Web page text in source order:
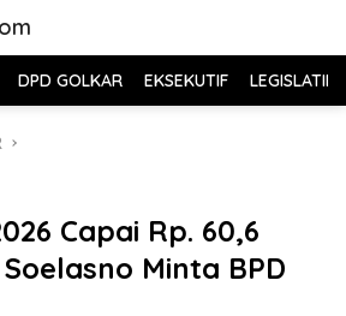
DPD GOLKAR EKSEKUTIF LEGISLATIF
Capai Rp. 60,6
Minta BPD